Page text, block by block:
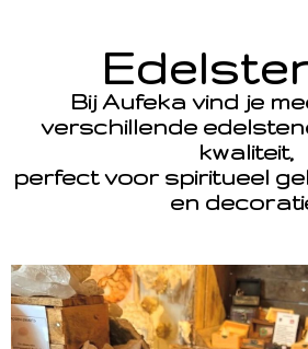
Bij Aufeka vind je
verschillende
kwaliteit,
perfect voor spiritueel
en